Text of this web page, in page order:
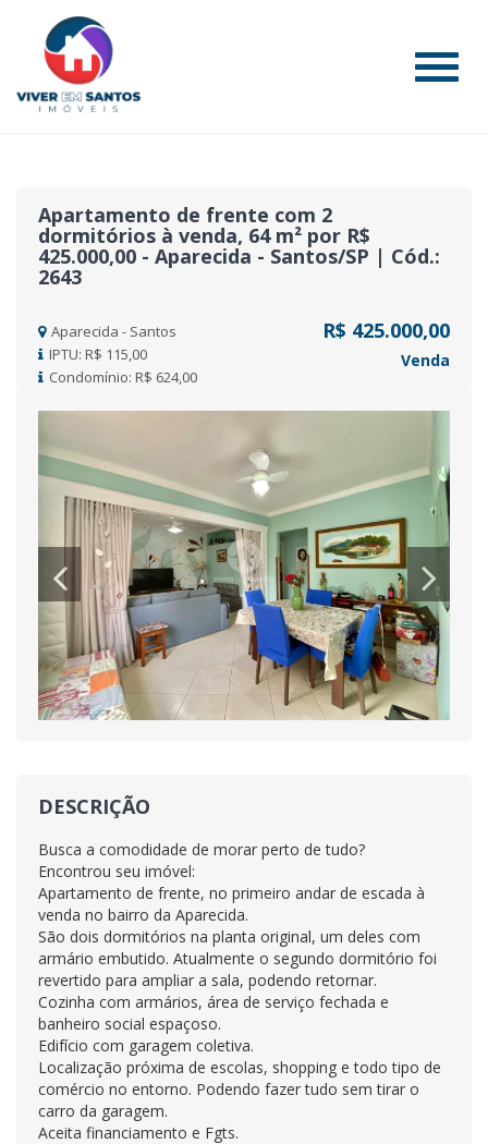
#
Apartamento de frente com 2
dormitórios à venda, 64 m² por R$
425.000,00 - Aparecida - Santos/SP | Cód.:
2643
Aparecida - Santos
IPTU: R$ 115,00
Condomínio: R$ 624,00
R$ 425.000,00
Venda
DESCRIÇÃO
Busca a comodidade de morar perto de tudo?
Encontrou seu imóvel:
Apartamento de frente, no primeiro andar de escada à
venda no bairro da Aparecida.
São dois dormitórios na planta original, um deles com
armário embutido. Atualmente o segundo dormitório foi
revertido para ampliar a sala, podendo retornar.
Cozinha com armários, área de serviço fechada e
banheiro social espaçoso.
Edifício com garagem coletiva.
Localização próxima de escolas, shopping e todo tipo de
comércio no entorno. Podendo fazer tudo sem tirar o
carro da garagem.
Aceita financiamento e Fgts.